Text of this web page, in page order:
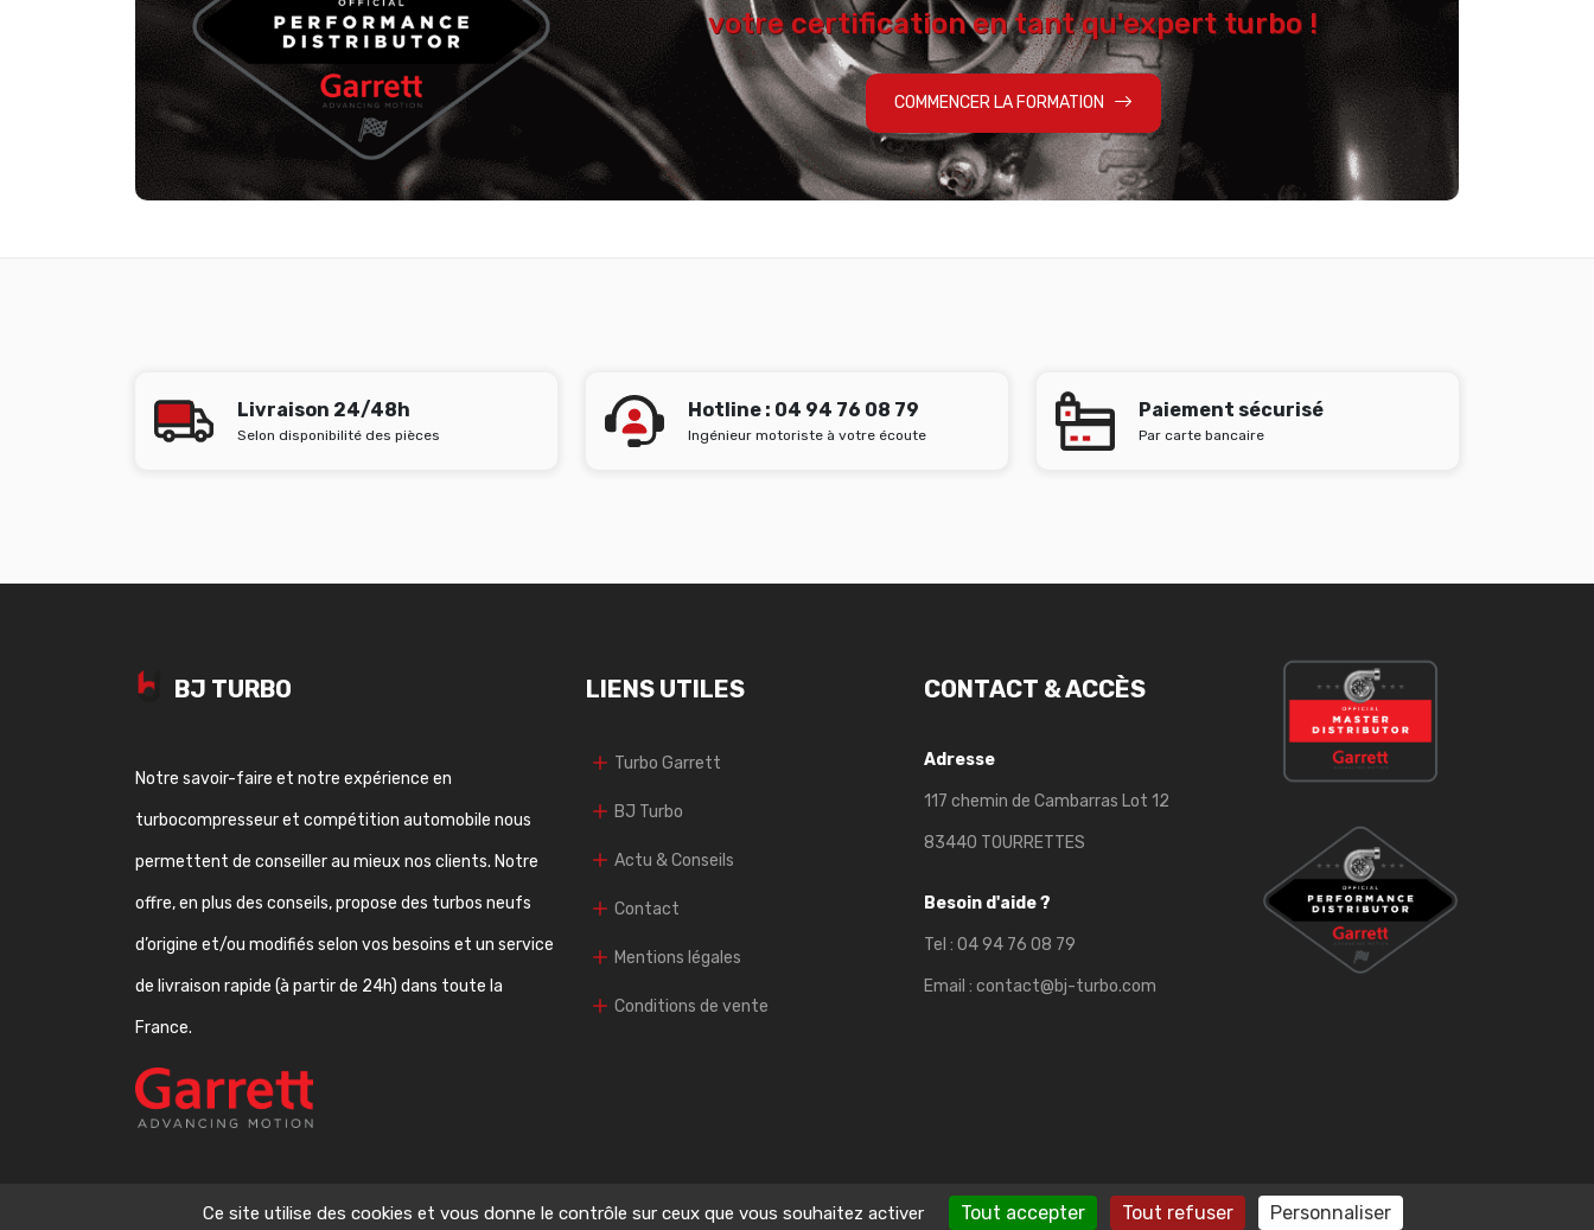
votre certification en tant qu'expert turbo !
COMMENCER LA FORMATION
Livraison 24/48h
Selon disponibilité des pièces
Hotline : 04 94 76 08 79
Ingénieur motoriste à votre écoute
Paiement sécurisé
Par carte bancaire
BJ TURBO
Notre savoir-faire et notre expérience en
turbocompresseur et compétition automobile nous
permettent de conseiller au mieux nos clients. Notre
offre, en plus des conseils, propose des turbos neufs
d’origine et/ou modifiés selon vos besoins et un service
de livraison rapide (à partir de 24h) dans toute la
France.
LIENS UTILES
Turbo Garrett
BJ Turbo
Actu & Conseils
Contact
Mentions légales
Conditions de vente
CONTACT & ACCÈS
Adresse
117 chemin de Cambarras Lot 12
83440 TOURRETTES
Besoin d'aide ?
Tel : 04 94 76 08 79
Email : contact@bj-turbo.com
2026 BJ TURBO - L'artisan de la performance
Ce site utilise des cookies et vous donne le contrôle sur ceux que vous souhaitez activer Tout accepter Tout refuser Personnaliser